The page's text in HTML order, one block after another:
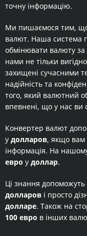
точну інформацію.
Ми пишаємося тим, що
валют. Наша система
обмінювати валюту
нами не тільки
захищені сучасними
надійність та
того, який валютний
впевнені, що у нас ви
Конвертер валют
у долларов, якщо вам
інформація. На
евро у доллар.
Ці знання допоможуть
долларов і просто
долларе. Також на
100 евро в інших